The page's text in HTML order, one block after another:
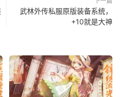
武林外传私服原版装备系统，
+10就是大神